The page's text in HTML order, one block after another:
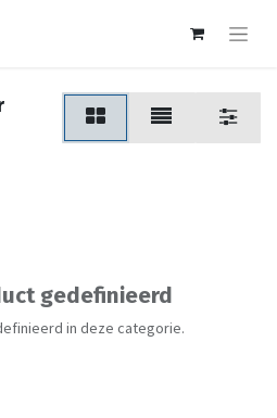
gedefinieerd
in deze categorie.